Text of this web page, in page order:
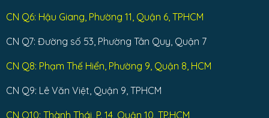
CN Q6: Hậu Giang, Phường 11, Quận 6, TPHCM
CN Q7: Đường số 53, Phường Tân Quy, Quận 7
CN Q8: Phạm Thế Hiển, Phường 9, Quận 8, HCM
CN Q9: Lê Văn Việt, Quận 9, TPHCM
CN Q10: Thành Thái, P. 14, Quận 10, TP.HCM